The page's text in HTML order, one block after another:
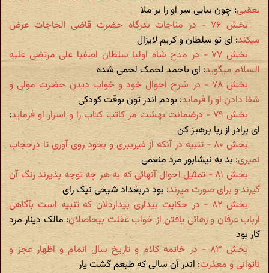
بعقبی: چون بیابی سر او را بر ملا
بخش ۷۶ - در مناجات بدرگاه حضرت قاضی الحاجات عرض
میکند: ای تو سلطان و کریم لایزال
بخش ۷۷ - در مدح شاه اولیا سلطان اصفیا علی مرتضی علیه
السلام میگوید: ای باحمد لحمک لحمی شده
بخش ۷۸ - در شرح احوال خود و خواب دیدن حضرت مولی و
شفا دادن او را فرماید: بودم اندر تون بوقت کودکی
بخش ۷۹ - درضمانت بهشت مر کاتب کتاب را و اسرار او فرماید
:
ای برادر از ریا پرهیز کن
بخش ۸۰ - تنبیه در آنکه از غیرببری و بخود روی آوری تا درحجاب
نمیری: بد به نیشابور مرد منعمی
بخش ۸۱ - تمثیل احوال آنهائی که به هر چه توجه پذیرند رنگ آن
گیرند و برای صورت میرند: بود دربغداد شیخی نیک رای
بخش ۸۲ - در حکایت بیداری بیداردلان که تنبیه است بآگاهی
ارباب عرفان و رهائی یافتن از خواب غفلت بی‬حاصلان: مالک دینار مرد
کار بود
بخش ۸۳ - در خاتمه کلام و تاریخ سال اتمام و اظهار عجز و
ناتوانی و معذرت: اندر آن سالی که طبعم گشت یار